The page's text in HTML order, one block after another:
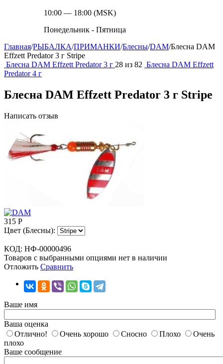
10:00 — 18:00 (MSK)
Понедельник - Пятница
Главная/РЫБАЛКА/ПРИМАНКИ/Блесны/DAM/Блесна DAM
Effzett Predator 3 г Stripe
Блесна DAM Effzett Predator 3 г 28 из 82 Блесна DAM Effzett
Predator 4 г
Блесна DAM Effzett Predator 3 г Stripe
Написать отзыв
315 Р
Цвет (Блесны):
КОД: НФ-00000496
Товаров с выбранными опциями нет в наличии
Отложить Сравнить
Ваше имя
Ваша оценка
Отлично!
Очень хорошо Сносно Плохо
Очень
плохо
Ваше сообщение